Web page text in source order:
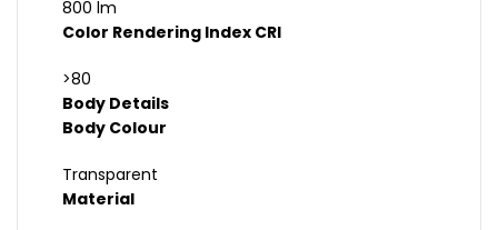
800 lm
Color Rendering Index CRI
>80
Body Details
Body Colour
Transparent
Material